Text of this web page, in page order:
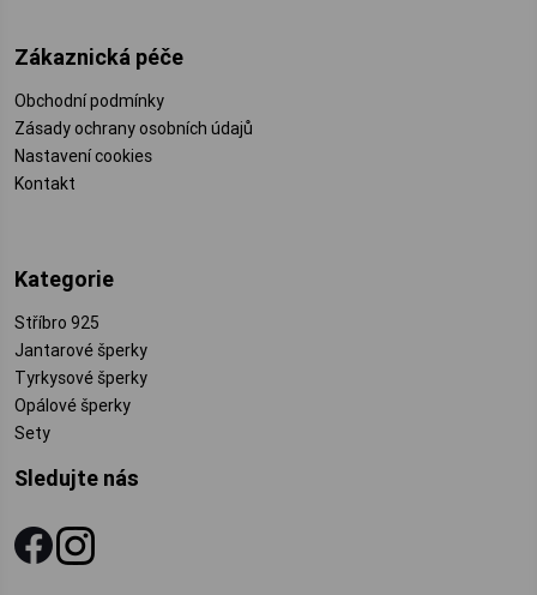
Zákaznická péče
Obchodní podmínky
Zásady ochrany osobních údajů
Nastavení cookies
Kontakt
Kategorie
Stříbro 925
Jantarové šperky
Tyrkysové šperky
Opálové šperky
Sety
Sledujte nás